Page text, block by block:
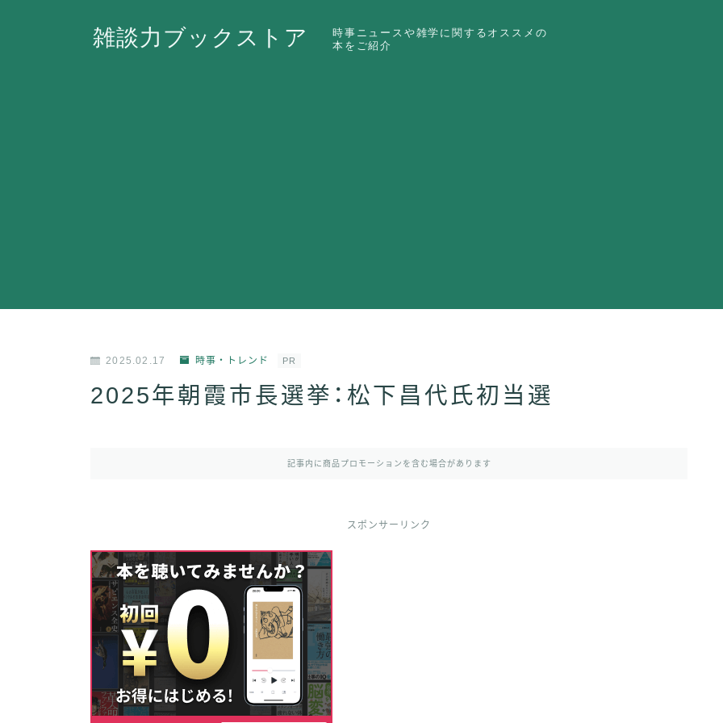
雑談力ブックストア
時事ニュースや雑学に関するオススメの
本をご紹介
2025.02.17 時事・トレンド PR
2025年朝霞市長選挙：松下昌代氏初当選
記事内に商品プロモーションを含む場合があります
スポンサーリンク